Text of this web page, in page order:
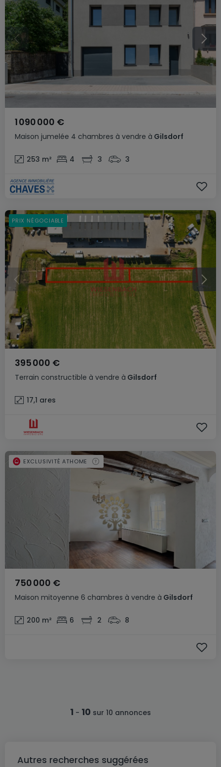
Maison jumelée 4 chambres à vendre à Gilsdorf
1 090 000 €
253 m² 4 3 3
Terrain constructible à vendre à Gilsdorf
395 000 €
17,1 ares
PRIX NÉGOCIABLE
Maison mitoyenne 6 chambres à vendre à Gilsdorf
750 000 €
200 m² 6 2 8
EXCLUSIVITÉ ATHOME
1 - 10 sur 10 annonces
Autres recherches suggérées